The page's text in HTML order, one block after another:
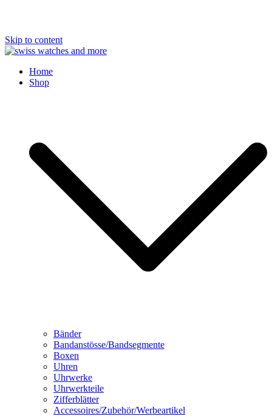
Skip to content
Swiss Watches and More
Home
Shop
Bänder
Bandanstösse/Bandsegmente
Boxen
Uhren
Uhrwerke
Uhrwerkteile
Zifferblätter
Accessoires/Zubehör/Werbeartikel